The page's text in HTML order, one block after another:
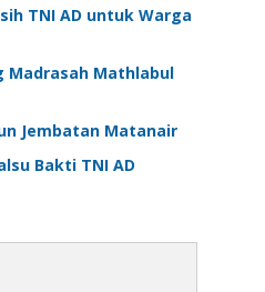
TNI AD untuk Warga
Madrasah Mathlabul
Jembatan Matanair
Bakti TNI AD